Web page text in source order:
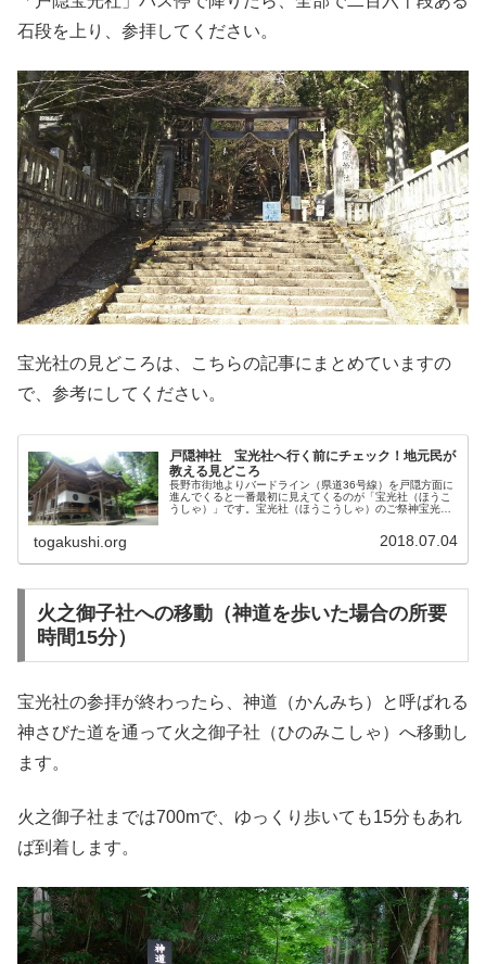
石段を上り、参拝してください。
宝光社の見どころは、こちらの記事にまとめていますの
で、参考にしてください。
戸隠神社 宝光社へ行く前にチェック！地元民が
教える見どころ
長野市街地よりバードライン（県道36号線）を戸隠方面に
進んでくると一番最初に見えてくるのが「宝光社（ほうこ
うしゃ）」です。宝光社（ほうこうしゃ）のご祭神宝光社
togakushi.org 2018.07.04
火之御子社への移動（神道を歩いた場合の所要
時間15分）
宝光社の参拝が終わったら、神道（かんみち）と呼ばれる
神さびた道を通って火之御子社（ひのみこしゃ）へ移動し
ます。
火之御子社までは700mで、ゆっくり歩いても15分もあれ
ば到着します。